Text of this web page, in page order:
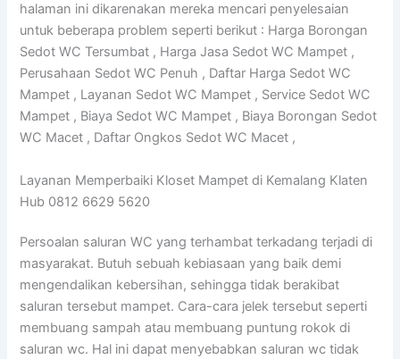
halaman ini dikarenakan mereka mencari penyelesaian
untuk beberapa problem seperti berikut : Harga Borongan
Sedot WC Tersumbat , Harga Jasa Sedot WC Mampet ,
Perusahaan Sedot WC Penuh , Daftar Harga Sedot WC
Mampet , Layanan Sedot WC Mampet , Service Sedot WC
Mampet , Biaya Sedot WC Mampet , Biaya Borongan Sedot
WC Macet , Daftar Ongkos Sedot WC Macet ,
Layanan Memperbaiki Kloset Mampet di Kemalang Klaten
Hub 0812 6629 5620
Persoalan saluran WC yang terhambat terkadang terjadi di
masyarakat. Butuh sebuah kebiasaan yang baik demi
mengendalikan kebersihan, sehingga tidak berakibat
saluran tersebut mampet. Cara-cara jelek tersebut seperti
membuang sampah atau membuang puntung rokok di
saluran wc. Hal ini dapat menyebabkan saluran wc tidak